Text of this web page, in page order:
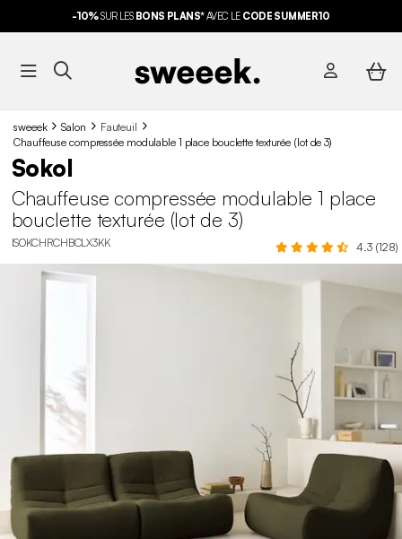
-10%SUR LES BONS PLANS*AVEC LE CODE SUMMER10
sweeek Salon
Fauteuil
Chauffeuse compressée modulable 1 place bouclette texturée (lot de 3)
Sokol
Chauffeuse compressée modulable 1 place
bouclette texturée (lot de 3)
ISOKCHRCHBCLX3KK 4.3 (128)